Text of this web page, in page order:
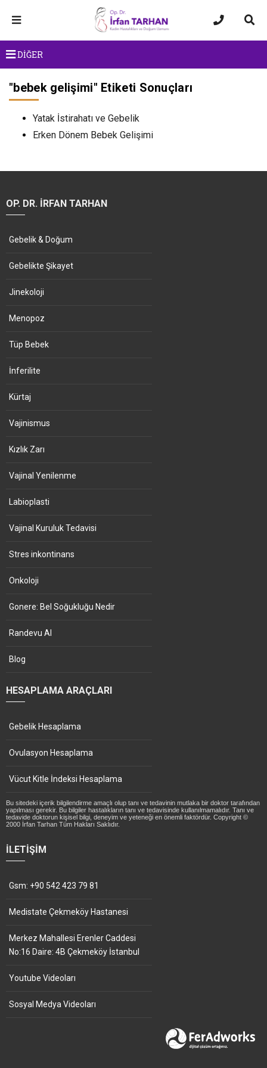
DİĞER
"bebek gelişimi" Etiketi Sonuçları
Yatak İstirahatı ve Gebelik
Erken Dönem Bebek Gelişimi
OP. DR. İRFAN TARHAN
Gebelik & Doğum
Gebelikte Şikayet
Jinekoloji
Menopoz
Tüp Bebek
İnferilite
Kürtaj
Vajinismus
Kızlık Zarı
Vajinal Yenilenme
Labioplasti
Vajinal Kuruluk Tedavisi
Stres inkontinans
Onkoloji
Gonere: Bel Soğukluğu Nedir
Randevu Al
Blog
HESAPLAMA ARAÇLARI
Gebelik Hesaplama
Ovulasyon Hesaplama
Vücut Kitle İndeksi Hesaplama
Bu sitedeki içerik bilgilendirme amaçlı olup tanı ve tedavinin mutlaka bir doktor tarafından
yapılması gerekir. Bu bilgiler hastalıkların tanı ve tedavisinde kullanılmamalıdır. Tanı ve
tedavide doktorun kişisel bilgi, deneyim ve yeteneği en önemli faktördür. Copyright ©
2000 İrfan Tarhan Tüm Hakları Saklıdır.
İLETIŞIM
Gsm: +90 542 423 79 81
Medistate Çekmeköy Hastanesi
Merkez Mahallesi Erenler Caddesi
No:16 Daire: 4B Çekmeköy İstanbul
Youtube Videoları
Sosyal Medya Videoları